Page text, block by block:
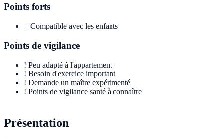
Points forts
+ Compatible avec les enfants
Points de vigilance
! Peu adapté à l'appartement
! Besoin d'exercice important
! Demande un maître expérimenté
! Points de vigilance santé à connaître
Présentation